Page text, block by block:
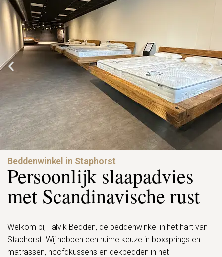
Beddenwinkel in Staphorst
Persoonlijk slaapadvies
met Scandinavische rust
Welkom bij Talvik Bedden, de beddenwinkel in het hart van
Staphorst. Wij hebben een ruime keuze in boxsprings en
matrassen, hoofdkussens en dekbedden in het